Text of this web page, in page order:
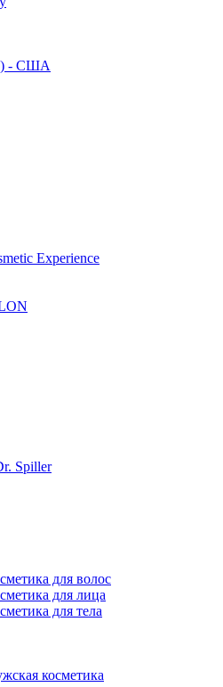
- США
Experience
Spiller
для волос
для лица
для тела
косметика